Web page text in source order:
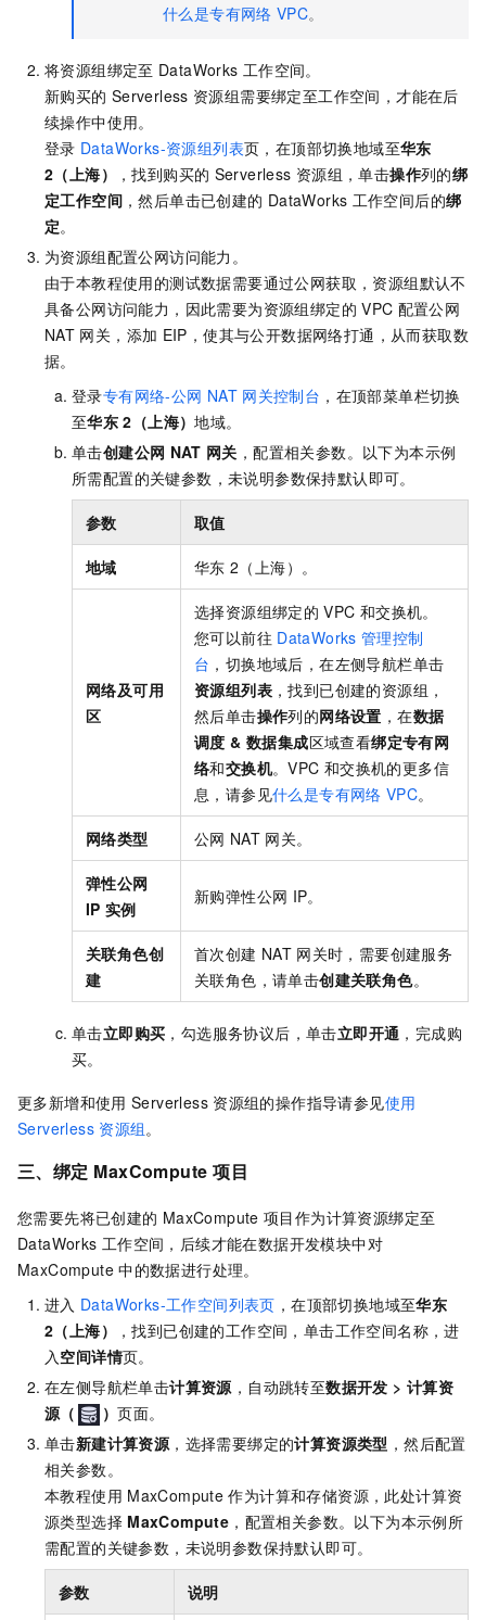
什么是专有网络 VPC。
将资源组绑定至 DataWorks 工作空间。
新购买的 Serverless 资源组需要绑定至工作空间，才能在后
续操作中使用。
登录 DataWorks-资源组列表页，在顶部切换地域至华东
2（上海）
，找到购买的 Serverless 资源组，单击操作列的绑
定工作空间 ，然后单击已创建的 DataWorks 工作空间后的绑
定。
为资源组配置公网访问能力。
由于本教程使用的测试数据需要通过公网获取，资源组默认不
具备公网访问能力，因此需要为资源组绑定的 VPC 配置公网
NAT 网关，添加 EIP，使其与公开数据网络打通，从而获取数
据。
登录专有网络-公网 NAT 网关控制台 ，在顶部菜单栏切换
至华东 2（上海）地域。
单击创建公网 NAT 网关 ，配置相关参数。以下为本示例
所需配置的关键参数，未说明参数保持默认即可。
参数 取值
地域 华东 2（上海）。
网络及可用
区
选择资源组绑定的 VPC 和交换机。
您可以前往 DataWorks 管理控制
台 ，切换地域后，在左侧导航栏单击
资源组列表 ，找到已创建的资源组，
然后单击操作列的网络设置 ，在数据
调度 & 数据集成区域查看绑定专有网
络和交换机。VPC 和交换机的更多信
息，请参见什么是专有网络 VPC。
网络类型 公网 NAT 网关。
弹性公网
IP 实例
新购弹性公网 IP。
关联角色创
建
首次创建 NAT 网关时，需要创建服务
关联角色，请单击创建关联角色。
单击立即购买 ，勾选服务协议后，单击立即开通 ，完成购
买。
更多新增和使用 Serverless 资源组的操作指导请参见使用
Serverless 资源组。
三、绑定 MaxCompute 项目
您需要先将已创建的 MaxCompute 项目作为计算资源绑定至
DataWorks 工作空间，后续才能在数据开发模块中对
MaxCompute 中的数据进行处理。
进入 DataWorks-工作空间列表页 ，在顶部切换地域至华东
2（上海）
，找到已创建的工作空间，单击工作空间名称，进
入空间详情页。
在左侧导航栏单击计算资源，自动跳转至数据开发 >计算资
源（
）页面。
单击新建计算资源，选择需要绑定的计算资源类型 ，然后配置
相关参数。
本教程使用 MaxCompute 作为计算和存储资源，此处计算资
源类型选择 MaxCompute ，配置相关参数。以下为本示例所
需配置的关键参数，未说明参数保持默认即可。
参数 说明